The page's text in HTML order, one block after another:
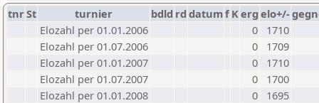
tnrSt turnier bdld rd datumf Kerg elo+/-
Elozahl per 01.01.2006
0
1710
Elozahl per 01.07.2006
0
1709
Elozahl per 01.01.2007
0
1710
Elozahl per 01.07.2007
0
1700
Elozahl per 01.01.2008
0
1695